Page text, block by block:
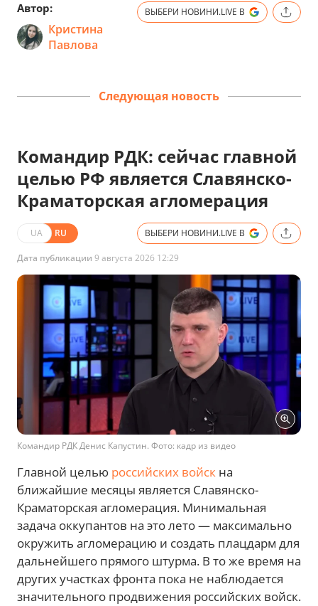
Автор:
Кристина
Павлова
ВЫБЕРИ НОВИНИ.LIVE В
Следующая новость
Командир РДК: сейчас главной
целью РФ является Славянско-
Краматорская агломерация
UA RU ВЫБЕРИ НОВИНИ.LIVE В
Дата публикации 9 августа 2026 12:29
Командир РДК Денис Капустин. Фото: кадр из видео
Главной целью российских войск на
ближайшие месяцы является Славянско-
Краматорская агломерация. Минимальная
задача оккупантов на это лето — максимально
окружить агломерацию и создать плацдарм для
дальнейшего прямого штурма. В то же время на
других участках фронта пока не наблюдается
значительного продвижения российских войск.